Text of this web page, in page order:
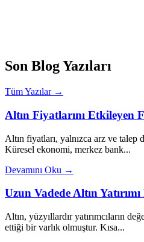
Son Blog Yazıları
Tüm Yazılar →
Altın Fiyatlarını Etkileyen
Altın fiyatları, yalnızca arz ve talep
Küresel ekonomi, merkez bank...
Devamını Oku →
Uzun Vadede Altın Yatırımı
Altın, yüzyıllardır yatırımcıların
ettiği bir varlık olmuştur. Kısa...